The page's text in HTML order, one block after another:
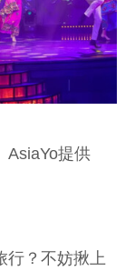
AsiaYo提供
？不妨揪上